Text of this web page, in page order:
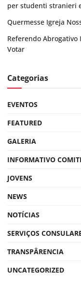
per studenti stranieri
Quermesse Igreja
Referendo Abrogativo
Votar
Categorias
EVENTOS
FEATURED
GALERIA
INFORMATIVO
JOVENS
NEWS
NOTÍCIAS
SERVIÇOS
TRANSPÂRENCIA
UNCATEGORIZED